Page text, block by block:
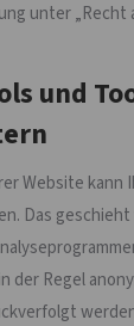
unter „Recht
und
Website
Das geschieht
der Regel